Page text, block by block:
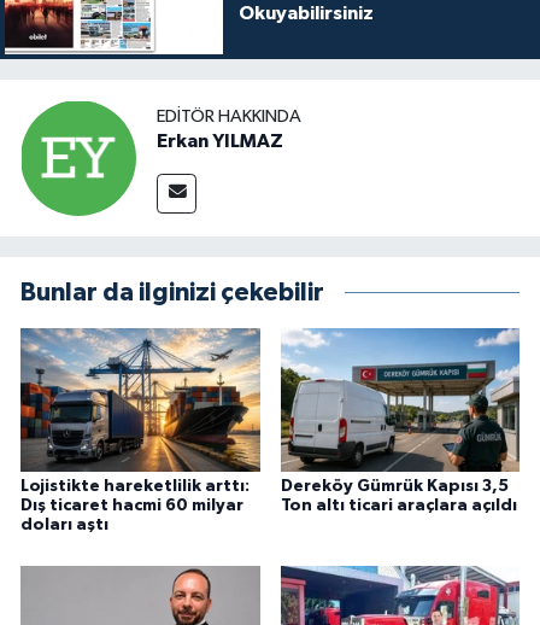
Okuyabilirsiniz
EDITÖR HAKKINDA
Erkan YILMAZ
Bunlar da ilginizi çekebilir
Lojistikte hareketlilik arttı:
Dış ticaret hacmi 60 milyar
doları aştı
Dereköy Gümrük Kapısı 3,5
Ton altı ticari araçlara açıldı